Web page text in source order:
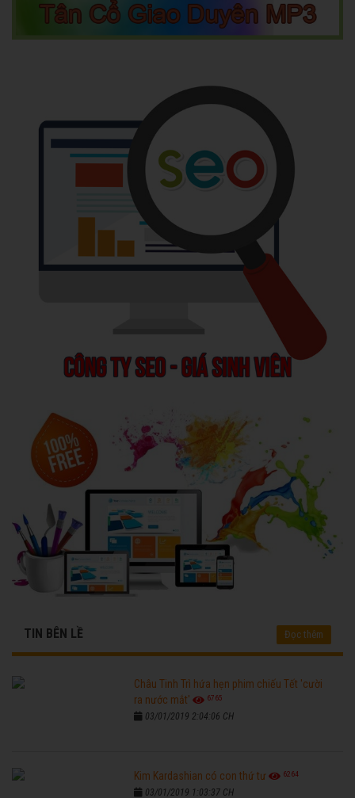
TIN BÊN LỀ Đọc thêm
Châu Tinh Trì hứa hẹn phim chiếu Tết 'cười
ra nước mắt'
6765
03/01/2019 2:04:06 CH
Kim Kardashian có con thứ tư 6264
03/01/2019 1:03:37 CH